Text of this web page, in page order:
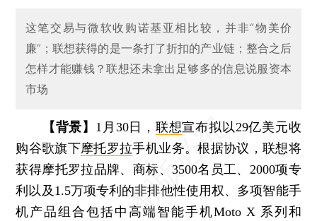
这笔交易与微软收购诺基亚相比较，并非“物美价
廉”；联想获得的是一条打了折扣的产业链；整合之后
怎样才能赚钱？联想还未拿出足够多的信息说服资本
市场
【背景】 1月30日， 联想宣布拟以29亿美元收
购谷歌旗下摩托罗拉手机业务。根据协议，联想将
获得摩托罗拉品牌、商标、3500名员工、2000项专
利以及1.5万项专利的非排他性使用权、多项智能手
机产品组合包括中高端智能手机Moto X 系列和